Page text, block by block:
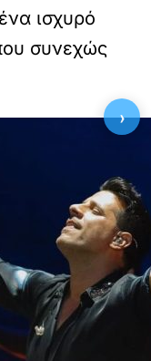
ισχυρό
συνεχώς
›